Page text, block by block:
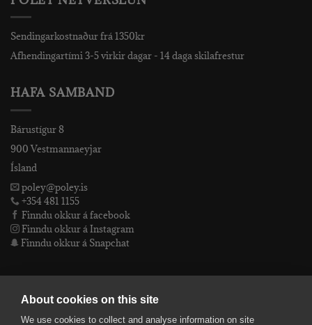
Sendingarkostnaður frá 1350kr
Afhendingartími 3-5 virkir dagar - 14 daga skilafrestur
HAFA SAMBAND
Bárustígur 8
900 Vestmannaeyjar
Ísland
poley@poley.is
+354 481 1155
Finndu okkur á facebook
Finndu okkur á Instagram
Finndu okkur á Snapchat
About cookies on this site
We use cookies to collect and analyse information on site